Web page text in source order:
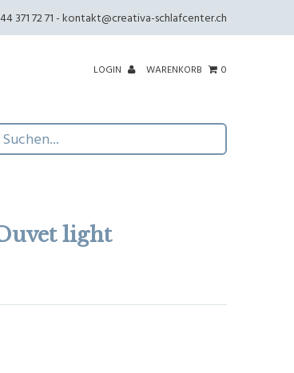
371 72 71 -kontakt@creativa-schlafcenter.ch
LOGIN WARENKORB 0
light